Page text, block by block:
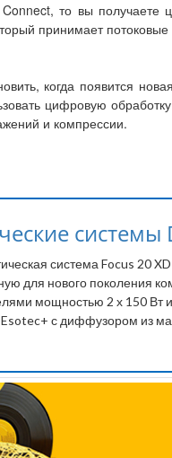
то вы
принимает
когда появится
цифровую
и компрессии.
система Focus 20
для нового поколения
мощностью 2 х 150
с диффузором из